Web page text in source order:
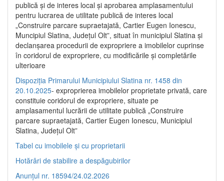
publică şi de interes local şi aprobarea amplasamentului
pentru lucrarea de utilitate publică de interes local
„Construire parcare supraetajată, Cartier Eugen Ionescu,
Muncipiul Slatina, Judeţul Olt”, situat în municipiul Slatina şi
declanşarea procedurii de expropriere a imobilelor cuprinse
în coridorul de expropriere, cu modificările şi completările
ulterioare
Dispoziția Primarului Municipiului Slatina nr. 1458 din
20.10.2025- exproprierea imobilelor proprietate privată, care
constituie coridorul de expropriere, situate pe
amplasamentul lucrării de utilitate publică „Construire
parcare supraetajată, Cartier Eugen Ionescu, Municipiul
Slatina, Județul Olt”
Tabel cu imobilele și cu proprietarii
Hotărâri de stabilire a despăgubirilor
Anunțul nr. 18594/24.02.2026